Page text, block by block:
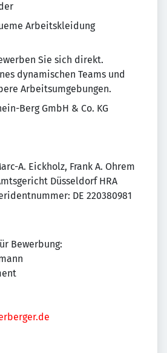
Arbeitskleidung
Sie sich direkt.
dynamischen Teams und
Arbeitsumgebungen.
Berg GmbH & Co. KG
A. Eickholz, Frank A. Ohrem
Düsseldorf HRA
DE 220380981
Bewerbung: